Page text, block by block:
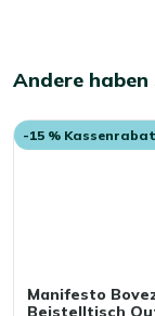
Andere haben
-15 %
Manifesto
Beistelltisch